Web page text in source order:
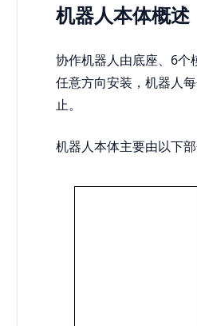
机器人本体概述
协作机器人由底座、6个
任意方向安装，机器人
止。
机器人本体主要由以下部